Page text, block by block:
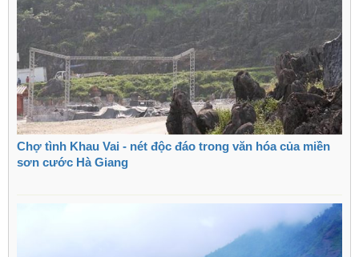
Chợ tình Khau Vai - nét độc đáo trong văn hóa của miền
sơn cước Hà Giang